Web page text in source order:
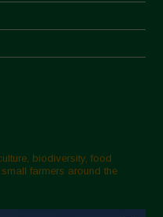
biodiversity, food
farmers around the